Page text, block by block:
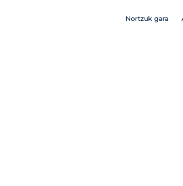
MainNortzuk gara